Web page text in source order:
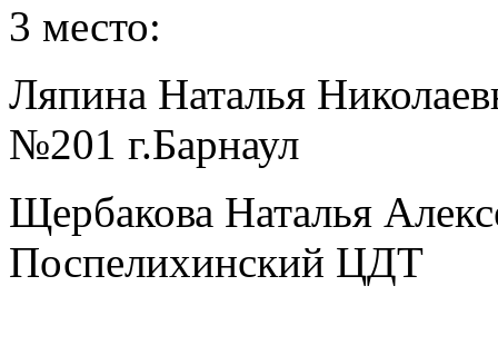
3 место:
Ляпина Наталья
№201 г.Барнаул
Щербакова Наталья
Поспелихинский ЦДТ